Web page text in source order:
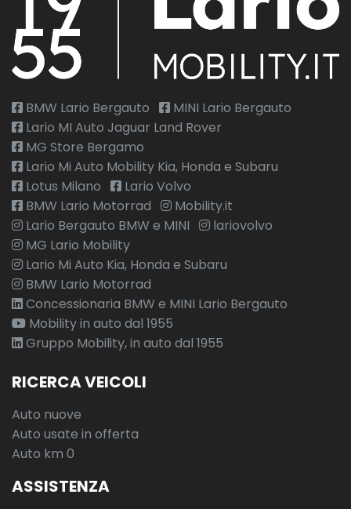
BMW Lario Bergauto
MINI Lario Bergauto
Lario MI Auto Jaguar Land Rover
MG Store Bergamo
Lario Mi Auto Mobility Kia, Honda e Subaru
Lotus Milano
Lario Volvo
BMW Lario Motorrad
Mobility.it
Lario Bergauto BMW e MINI
lariovolvo
MG Lario Mobility
Lario Mi Auto Kia, Honda e Subaru
BMW Lario Motorrad
Concessionaria BMW e MINI Lario Bergauto
Mobility in auto dal 1955
Gruppo Mobility, in auto dal 1955
RICERCA VEICOLI
Auto nuove
Auto usate in offerta
Auto km 0
ASSISTENZA